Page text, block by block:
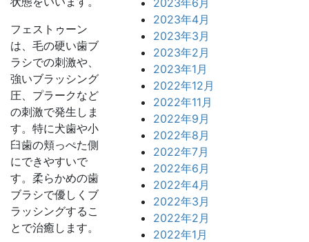
フェストゥーン
は、毛の硬い歯ブ
ラシでの刺激や、
強いブラッシング
圧、プラークなど
の刺激で発生しま
す。特に犬歯や小
臼歯の頬っぺた側
にできやすいで
す。柔らかめの歯
ブラシで優しくブ
ラッシングするこ
とで治癒します。
2023年4月
2023年3月
2023年2月
2023年1月
2022年12月
2022年11月
2022年9月
2022年8月
2022年7月
2022年6月
2022年4月
2022年3月
2022年2月
2022年1月